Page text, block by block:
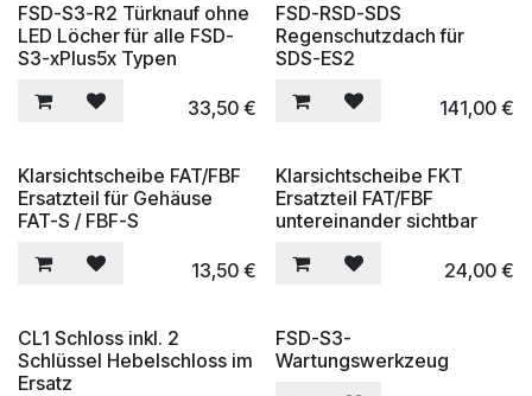
FSD-S3-R2 Türknauf ohne
LED Löcher für alle FSD-
S3-xPlus5x Typen
33,50€
FSD-RSD-SDS
Regenschutzdach für
SDS-ES2
141,00€
Klarsichtscheibe FAT/FBF
Ersatzteil für Gehäuse
FAT-S / FBF-S
13,50€
Klarsichtscheibe FKT
Ersatzteil FAT/FBF
untereinander sichtbar
24,00€
CL1 Schloss inkl. 2
Schlüssel Hebelschloss im
Ersatz
FSD-S3-
Wartungswerkzeug